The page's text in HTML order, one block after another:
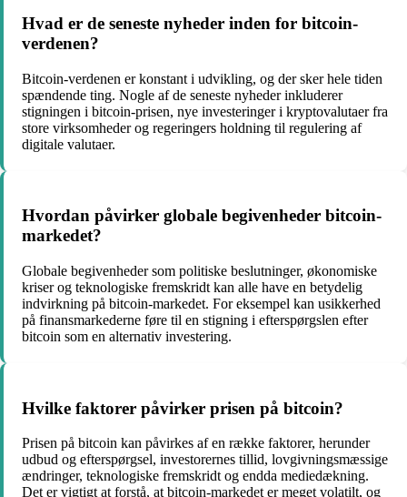
Hvad er de seneste nyheder inden for bitcoin-
verdenen?
Bitcoin-verdenen er konstant i udvikling, og der sker hele tiden
spændende ting. Nogle af de seneste nyheder inkluderer
stigningen i bitcoin-prisen, nye investeringer i kryptovalutaer fra
store virksomheder og regeringers holdning til regulering af
digitale valutaer.
Hvordan påvirker globale begivenheder bitcoin-
markedet?
Globale begivenheder som politiske beslutninger, økonomiske
kriser og teknologiske fremskridt kan alle have en betydelig
indvirkning på bitcoin-markedet. For eksempel kan usikkerhed
på finansmarkederne føre til en stigning i efterspørgslen efter
bitcoin som en alternativ investering.
Hvilke faktorer påvirker prisen på bitcoin?
Prisen på bitcoin kan påvirkes af en række faktorer, herunder
udbud og efterspørgsel, investorernes tillid, lovgivningsmæssige
ændringer, teknologiske fremskridt og endda mediedækning.
Det er vigtigt at forstå, at bitcoin-markedet er meget volatilt, og